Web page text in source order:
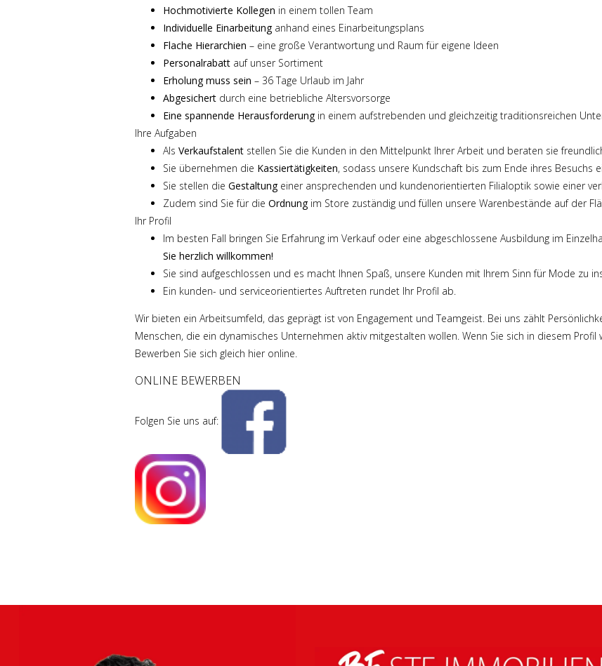
Hochmotivierte Kollegen in einem tollen Team
Individuelle Einarbeitunganhand eines Einarbeitungsplans
Flache Hierarchien – eine große Verantwortung und Raum für eigene Ideen
Personalrabatt auf unser Sortiment
Erholung muss sein – 36 Tage Urlaub im Jahr
Abgesichert durch eine betriebliche Altersvorsorge
Eine spannende Herausforderungin einem aufstrebenden und gleichzeitig traditionsreichen
Ihre Aufgaben
Als Verkaufstalent stellen Sie die Kunden in den Mittelpunkt Ihrer Arbeit und beraten sie
Sie übernehmen die Kassiertätigkeiten, sodass unsere Kundschaft bis zum Ende ihres Besuchs
Sie stellen die Gestaltungeiner ansprechenden und kundenorientierten Filialoptik sowie einer
Zudem sind Sie für die Ordnungim Store zuständig und füllen unsere Warenbestände auf der
Ihr Profil
Im besten Fall bringen Sie Erfahrung im Verkauf oder eine abgeschlossene Ausbildung im
Sie herzlich willkommen!
Sie sind aufgeschlossen und es macht Ihnen Spaß, unsere Kunden mit Ihrem Sinn für Mode zu
Ein kunden- und serviceorientiertes Auftreten rundet Ihr Profil ab.
Wir bieten ein Arbeitsumfeld, das geprägt ist von Engagement und Teamgeist. Bei uns zählt
Menschen, die ein dynamisches Unternehmen aktiv mitgestalten wollen. Wenn Sie sich in diesem
Bewerben Sie sich gleich hier online.
ONLINE BEWERBEN
Folgen Sie uns auf: